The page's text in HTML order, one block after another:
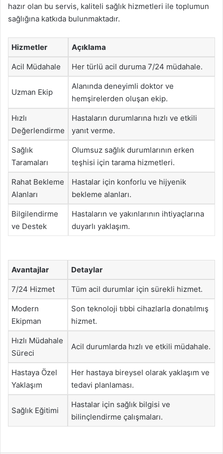
hazır olan bu servis, kaliteli sağlık hizmetleri ile toplumun
sağlığına katkıda bulunmaktadır.
Hizmetler Açıklama
Acil Müdahale Her türlü acil duruma 7/24 müdahale.
Uzman Ekip
Alanında deneyimli doktor ve
hemşirelerden oluşan ekip.
Hızlı
Değerlendirme
Hastaların durumlarına hızlı ve etkili
yanıt verme.
Sağlık
Taramaları
Olumsuz sağlık durumlarının erken
teşhisi için tarama hizmetleri.
Rahat Bekleme
Alanları
Hastalar için konforlu ve hijyenik
bekleme alanları.
Bilgilendirme
ve Destek
Hastaların ve yakınlarının ihtiyaçlarına
duyarlı yaklaşım.
Avantajlar Detaylar
7/24 Hizmet Tüm acil durumlar için sürekli hizmet.
Modern
Ekipman
Son teknoloji tıbbi cihazlarla donatılmış
hizmet.
Hızlı Müdahale
Süreci
Acil durumlarda hızlı ve etkili müdahale.
Hastaya Özel
Yaklaşım
Her hastaya bireysel olarak yaklaşım ve
tedavi planlaması.
Sağlık Eğitimi
Hastalar için sağlık bilgisi ve
bilinçlendirme çalışmaları.